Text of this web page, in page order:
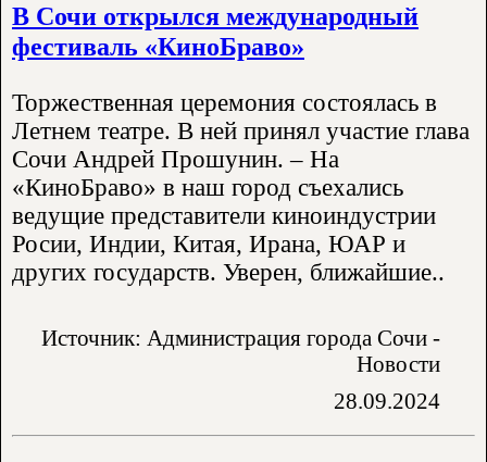
В Сочи открылся международный
фестиваль «КиноБраво»
Торжественная церемония состоялась в
Летнем театре. В ней принял участие глава
Сочи Андрей Прошунин. – На
«КиноБраво» в наш город съехались
ведущие представители киноиндустрии
Росии, Индии, Китая, Ирана, ЮАР и
других государств. Уверен, ближайшие..
Источник: Администрация города Сочи -
Новости
28.09.2024